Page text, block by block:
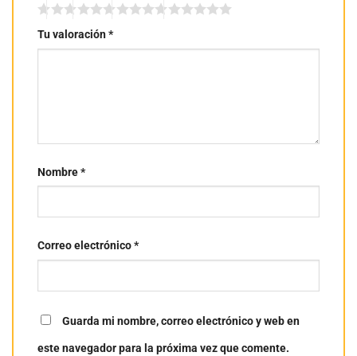
Tu valoración*
Nombre*
Correo electrónico*
Guarda mi nombre, correo electrónico y web en
este navegador para la próxima vez que comente.